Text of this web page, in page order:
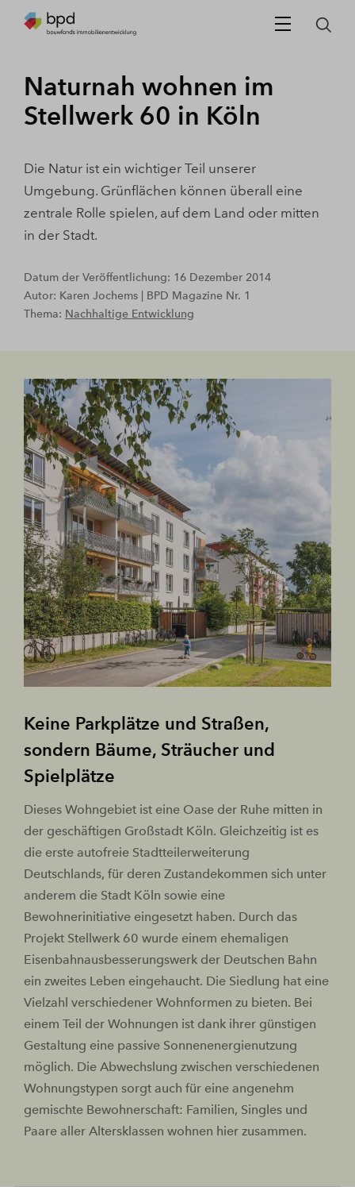
Naturnah wohnen im
Stellwerk 60 in Köln
Die Natur ist ein wichtiger Teil unserer
Umgebung. Grünflächen können überall eine
zentrale Rolle spielen, auf dem Land oder mitten
in der Stadt.
Datum der Veröffentlichung: 16 Dezember 2014
Autor: Karen Jochems | BPD Magazine Nr. 1
Thema: Nachhaltige Entwicklung
Keine Parkplätze und Straßen,
sondern Bäume, Sträucher und
Spielplätze
Dieses Wohngebiet ist eine Oase der Ruhe mitten in
der geschäftigen Großstadt Köln. Gleichzeitig ist es
die erste autofreie Stadtteilerweiterung
Deutschlands, für deren Zustandekommen sich unter
anderem die Stadt Köln sowie eine
Bewohnerinitiative eingesetzt haben. Durch das
Projekt Stellwerk 60 wurde einem ehemaligen
Eisenbahnausbesserungswerk der Deutschen Bahn
ein zweites Leben eingehaucht. Die Siedlung hat eine
Vielzahl verschiedener Wohnformen zu bieten. Bei
einem Teil der Wohnungen ist dank ihrer günstigen
Gestaltung eine passive Sonnenenergienutzung
möglich. Die Abwechslung zwischen verschiedenen
Wohnungstypen sorgt auch für eine angenehm
gemischte Bewohnerschaft: Familien, Singles und
Paare aller Altersklassen wohnen hier zusammen.